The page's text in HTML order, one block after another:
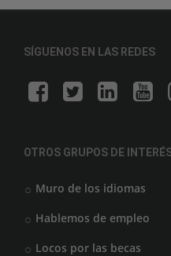
SÍGUENOS EN LAS REDES
OTROS GRUPOS DE
Muro de los idiomas
Hablemos de empleo
Locos por las becas